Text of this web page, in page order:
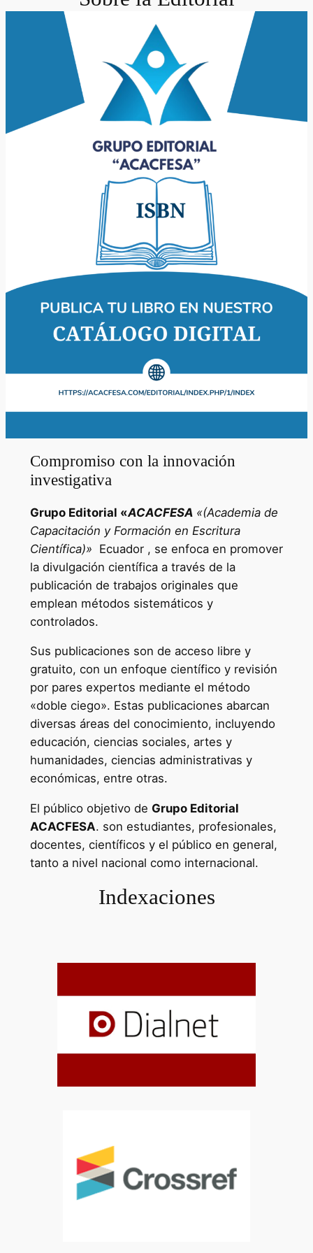
Compromiso con la innovación
investigativa
Grupo Editorial «ACACFESA «(Academia de
Capacitación y Formación en Escritura
Científica)» Ecuador , se enfoca en promover
la divulgación científica a través de la
publicación de trabajos originales que
emplean métodos sistemáticos y
controlados.
Sus publicaciones son de acceso libre y
gratuito, con un enfoque científico y revisión
por pares expertos mediante el método
«doble ciego». Estas publicaciones abarcan
diversas áreas del conocimiento, incluyendo
educación, ciencias sociales, artes y
humanidades, ciencias administrativas y
económicas, entre otras.
El público objetivo de Grupo Editorial
ACACFESA. son estudiantes, profesionales,
docentes, científicos y el público en general,
tanto a nivel nacional como internacional.
Indexaciones